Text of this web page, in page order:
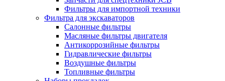
Фильтры для импортной техники
Фильтра для экскаваторов
Салонные фильтры
Масляные фильтры двигателя
Антикоррозийные фильтры
Гидравлические фильтры
Воздушные фильтры
Топливные фильтры